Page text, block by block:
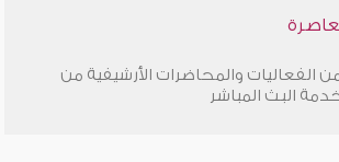
9 الفعاليات والمحاضرات الأرشيفية من
البث المباشر